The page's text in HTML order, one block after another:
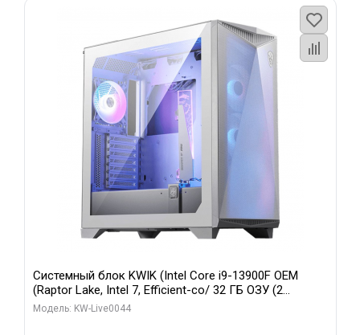
Системный блок KWIK (Intel Core i9-13900F OEM
(Raptor Lake, Intel 7, Efficient-co/ 32 ГБ ОЗУ (2
модуля)/ Gigabyte RTX5070Ti AERO OC 16GB GDDR7
Модель: KW-Live0044